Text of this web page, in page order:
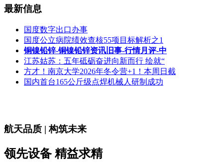
最新信息
国度数字出口办事
国度公立病院绩效查核55项目标解析之1
铜镍铅锌-铜镍铅锌资讯旧事-行情月评-中
江苏姑苏：五年砥砺奋进向新而行 绘就“
方才！南京大学2026年冬令营+1！本周日截
国内首台165公斤级点焊机械人研制成功
航天品质 | 构筑未来
领先设备 精益求精